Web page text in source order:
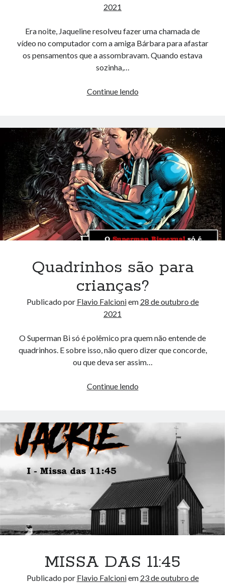
2021
Era noite, Jaqueline resolveu fazer uma chamada de
vídeo no computador com a amiga Bárbara para afastar
os pensamentos que a assombravam. Quando estava
sozinha,…
Continue lendoJack
Jackie
Tequila
Quadrinhos são para
crianças?
Publicado por Flavio Falcioniem 28 de outubro de
2021
O Superman Bi só é polêmico pra quem não entende de
quadrinhos. E sobre isso, não quero dizer que concorde,
ou que deva ser assim…
Continue lendoQuadrinhos
crianças?
MISSA DAS 11:45
Publicado por Flavio Falcioniem 23 de outubro de